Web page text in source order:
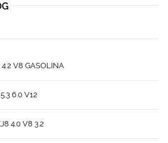
V8 GASOLINA
6.0 V12
4.0 V8 3.2